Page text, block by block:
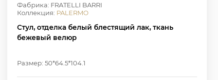
Фабрика: FRATELLI BARRI
Коллекция: PALERMO
Стул, отделка белый блестящий лак, ткань
бежевый велюр
Размер: 50*64.5*104.1